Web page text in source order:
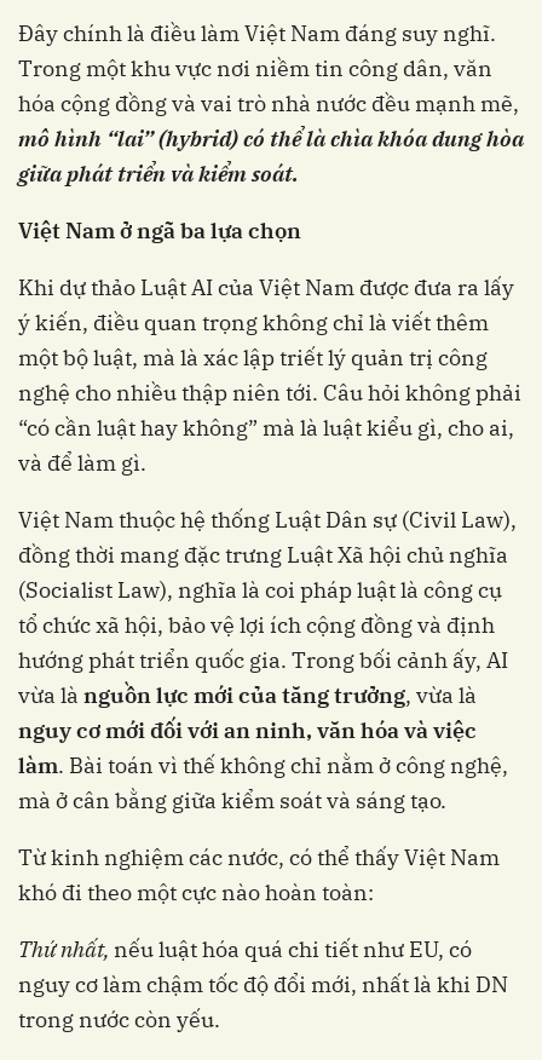
Đây chính là điều làm Việt Nam đáng suy nghĩ.
Trong một khu vực nơi niềm tin công dân, văn
hóa cộng đồng và vai trò nhà nước đều mạnh mẽ,
mô hình “lai” (hybrid) có thể là chìa khóa dung hòa
giữa phát triển và kiểm soát.
Việt Nam ở ngã ba lựa chọn
Khi dự thảo Luật AI của Việt Nam được đưa ra lấy
ý kiến, điều quan trọng không chỉ là viết thêm
một bộ luật, mà là xác lập triết lý quản trị công
nghệ cho nhiều thập niên tới. Câu hỏi không phải
“có cần luật hay không” mà là luật kiểu gì, cho ai,
và để làm gì.
Việt Nam thuộc hệ thống Luật Dân sự (Civil Law),
đồng thời mang đặc trưng Luật Xã hội chủ nghĩa
(Socialist Law), nghĩa là coi pháp luật là công cụ
tổ chức xã hội, bảo vệ lợi ích cộng đồng và định
hướng phát triển quốc gia. Trong bối cảnh ấy, AI
vừa là nguồn lực mới của tăng trưởng, vừa là
nguy cơ mới đối với an ninh, văn hóa và việc
làm. Bài toán vì thế không chỉ nằm ở công nghệ,
mà ở cân bằng giữa kiểm soát và sáng tạo.
Từ kinh nghiệm các nước, có thể thấy Việt Nam
khó đi theo một cực nào hoàn toàn:
Thứ nhất, nếu luật hóa quá chi tiết như EU, có
nguy cơ làm chậm tốc độ đổi mới, nhất là khi DN
trong nước còn yếu.